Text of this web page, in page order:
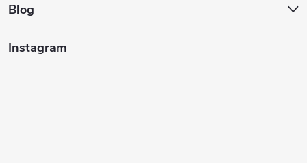
Blog
Instagram